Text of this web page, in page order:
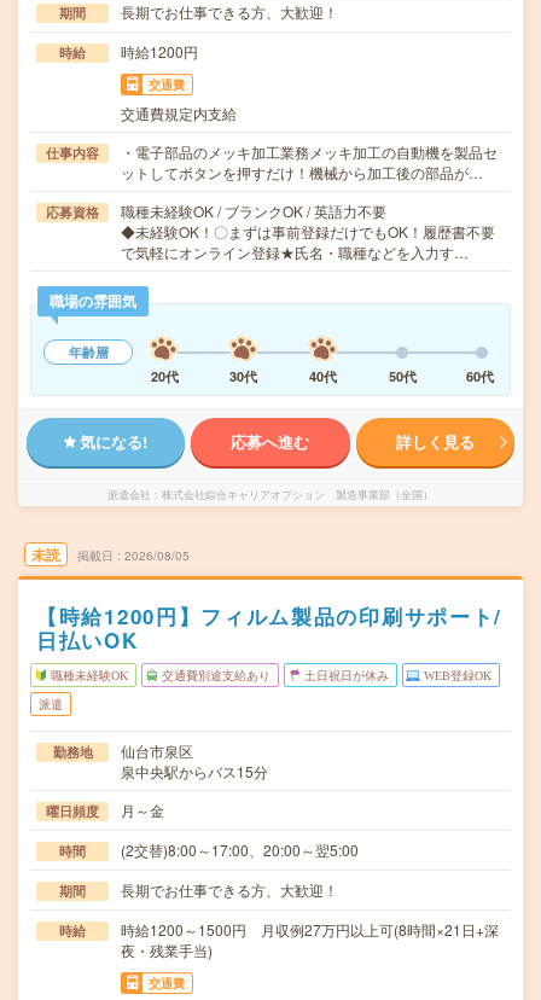
期間 長期でお仕事できる方、大歓迎！
時給 時給1200円
交通費
交通費規定内支給
仕事内容
・電子部品のメッキ加工業務メッキ加工の自動機を製品セ
ットしてボタンを押すだけ！機械から加工後の部品が…
応募資格
職種未経験OK / ブランクOK / 英語力不要
◆未経験OK！〇まずは事前登録だけでもOK！履歴書不要
で気軽にオンライン登録★氏名・職種などを入力す…
職場の雰囲気
年齢層
20代
30代 40代 50代 60代
気になる! 応募へ進む 詳しく見る
派遣会社 株式会社綜合キャリアオプション 製造事業部（全国）
未読 掲載日 2026/08/05
【時給1200円】フィルム製品の印刷サポート/
日払いOK
職種未経験OK 交通費別途支給あり 土日祝日が休み WEB登録OK
派遣
勤務地
仙台市泉区
泉中央駅からバス15分
曜日頻度 月～金
時間 (2交替)8:00～17:00、20:00～翌5:00
期間 長期でお仕事できる方、大歓迎！
時給
時給1200～1500円 月収例27万円以上可(8時間×21日+深
夜・残業手当)
交通費